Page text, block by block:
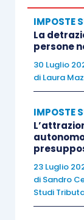
alla
alcune
dovrà
di
essere già
IMPOSTE
La
persone
30 Luglio
di Laura
IMPOSTE
23 Luglio
di Sandro
Studi